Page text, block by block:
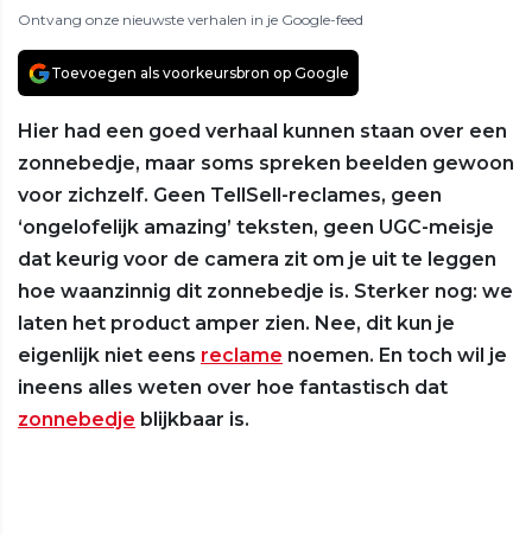
Ontvang onze nieuwste verhalen in je Google-feed
Toevoegen als voorkeursbron op Google
Hier had een goed verhaal kunnen staan over een
zonnebedje, maar soms spreken beelden gewoon
voor zichzelf. Geen TellSell-reclames, geen
‘ongelofelijk amazing’ teksten, geen UGC-meisje
dat keurig voor de camera zit om je uit te leggen
hoe waanzinnig dit zonnebedje is. Sterker nog: we
laten het product amper zien. Nee, dit kun je
eigenlijk niet eens reclame noemen. En toch wil je
ineens alles weten over hoe fantastisch dat
zonnebedje blijkbaar is.